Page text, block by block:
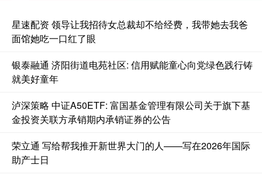
星速配资 领导让我招待女总裁却不给经费，我带她去我爸
面馆她吃一口红了眼
银泰融通 济阳街道电苑社区: 信用赋能童心向党绿色践行铸
就美好童年
泸深策略 中证A50ETF: 富国基金管理有限公司关于旗下基
金投资关联方承销期内承销证券的公告
荣立通 写给帮我推开新世界大门的人——写在2026年国际
助产士日